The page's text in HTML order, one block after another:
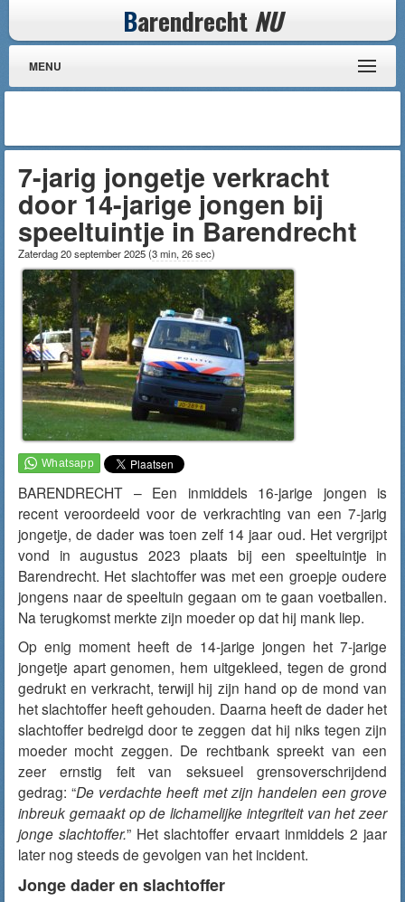
Barendrecht NU
MENU
7-jarig jongetje verkracht
door 14-jarige jongen bij
speeltuintje in Barendrecht
Zaterdag 20 september 2025(3 min, 26 sec)
BARENDRECHT – Een inmiddels 16-jarige jongen is
recent veroordeeld voor de verkrachting van een 7-jarig
jongetje, de dader was toen zelf 14 jaar oud. Het vergrijpt
vond in augustus 2023 plaats bij een speeltuintje in
Barendrecht. Het slachtoffer was met een groepje oudere
jongens naar de speeltuin gegaan om te gaan voetballen.
Na terugkomst merkte zijn moeder op dat hij mank liep.
Op enig moment heeft de 14-jarige jongen het 7-jarige
jongetje apart genomen, hem uitgekleed, tegen de grond
gedrukt en verkracht,terwijl hij zijn hand op de mond van
het slachtoffer heeft gehouden. Daarna heeft de dader het
slachtoffer bedreigd door te zeggen dat hij niks tegen zijn
moeder mocht zeggen. De rechtbank spreekt van een
zeer ernstig feit van seksueel grensoverschrijdend
gedrag: “De verdachte heeft met zijn handelen een grove
inbreuk gemaakt op de lichamelijke integriteit van het zeer
jonge slachtoffer.” Het slachtoffer ervaart inmiddels 2 jaar
later nog steeds de gevolgen van het incident.
Jonge dader en slachtoffer